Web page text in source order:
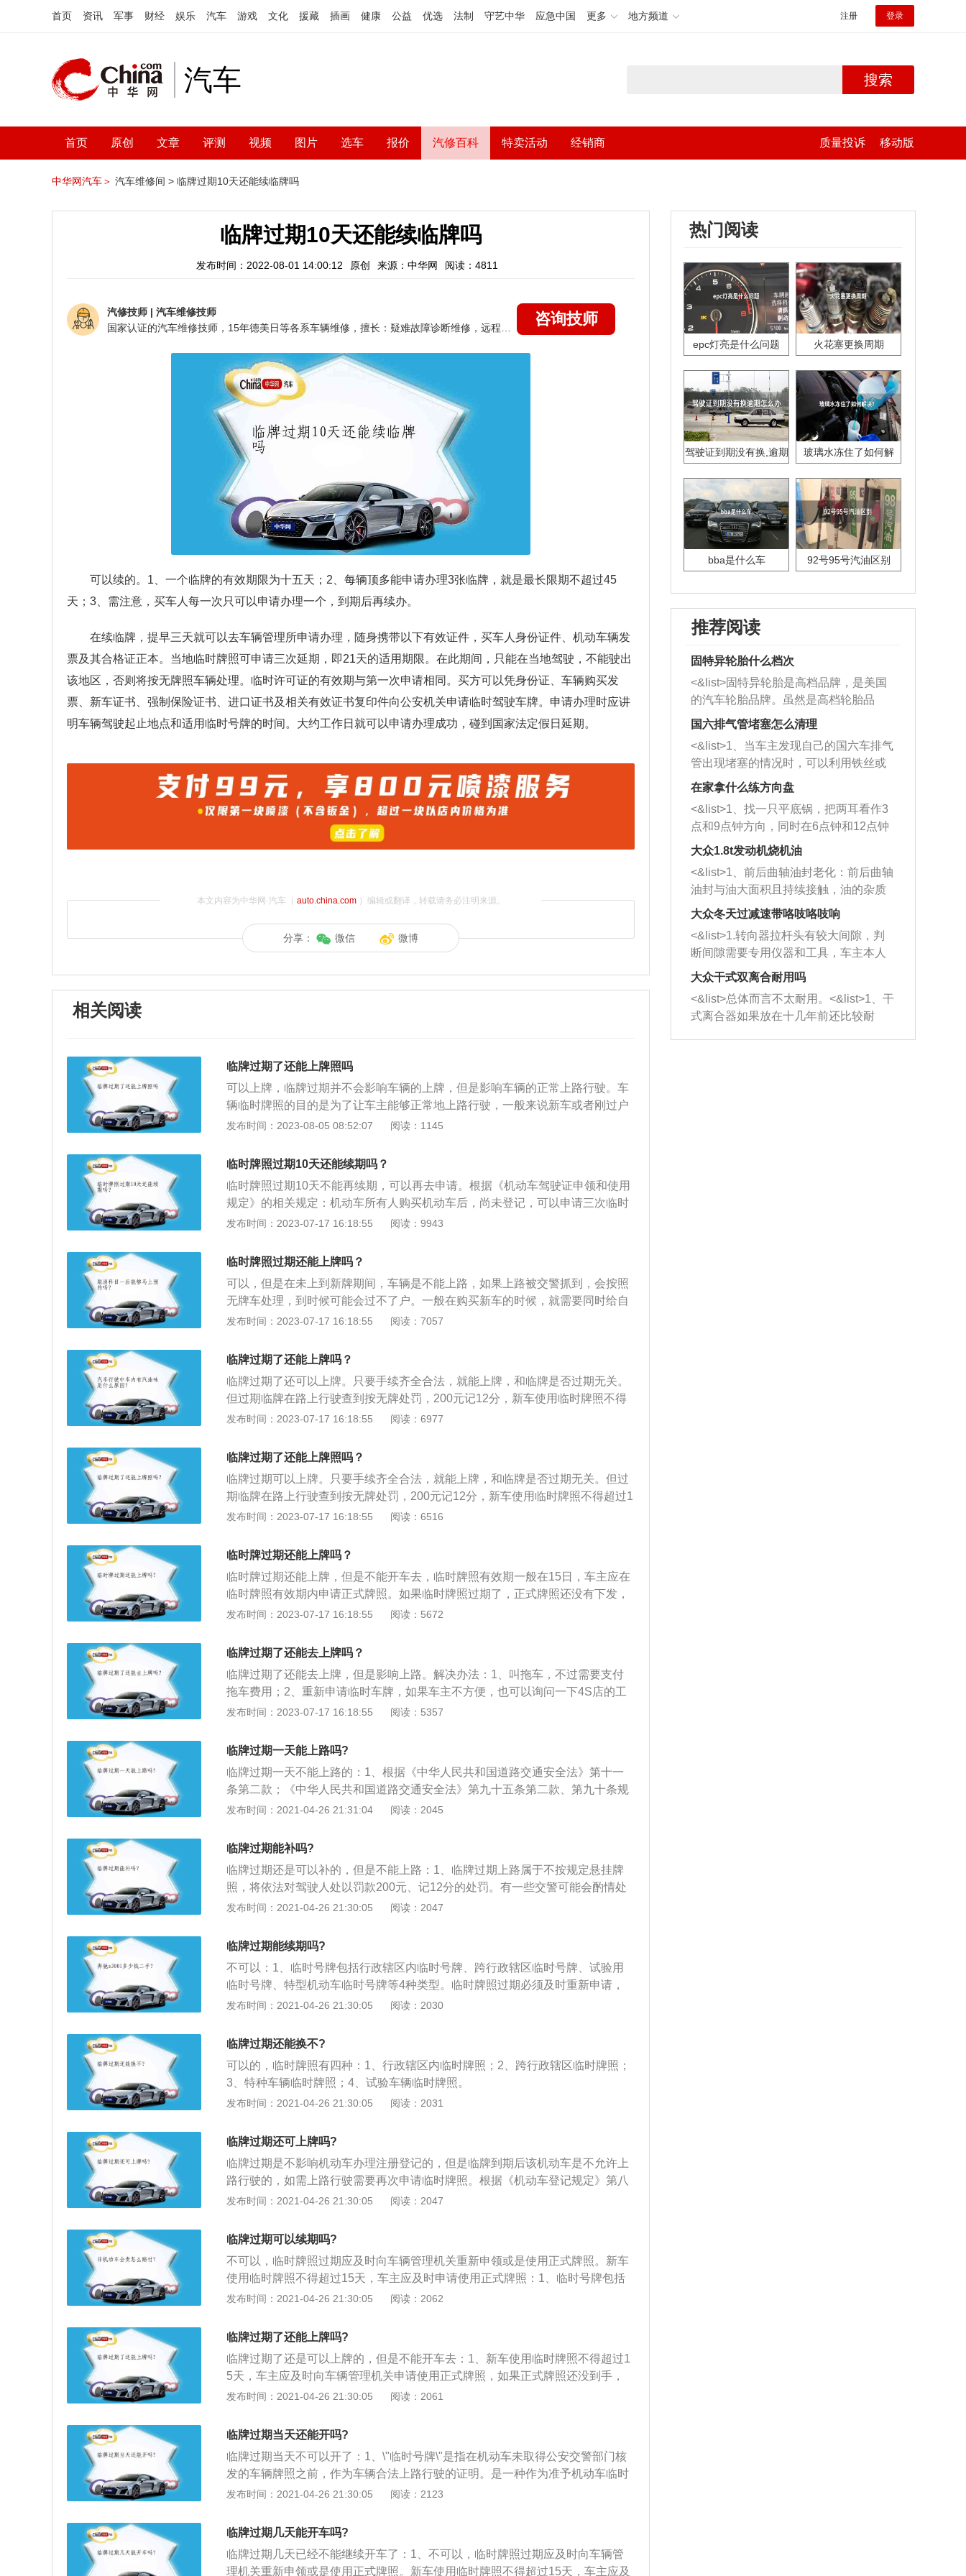
首页 资讯 军事 财经 娱乐 汽车 游戏 文化 援藏 插画 健康 公益 优选 法制 守艺中华 应急中国 更多 地方频道 注册 登录
汽车 搜索
首页 原创 文章 评测 视频 图片 选车 报价 汽修百科 特卖活动 经销商 质量投诉 移动版
中华网汽车＞ 汽车维修间 > 临牌过期10天还能续临牌吗
临牌过期10天还能续临牌吗
发布时间：2022-08-01 14:00:12 原创 来源：中华网 阅读：4811
汽修技师 | 汽车维修技师
咨询技师
可以续的。1、一个临牌的有效期限为十五天；2、每辆顶多能申请办理3张临牌，就是最长限期不超过45
天；3、需注意，买车人每一次只可以申请办理一个，到期后再续办。
在续临牌，提早三天就可以去车辆管理所申请办理，随身携带以下有效证件，买车人身份证件、机动车辆发
票及其合格证正本。当地临时牌照可申请三次延期，即21天的适用期限。在此期间，只能在当地驾驶，不能驶出
该地区，否则将按无牌照车辆处理。临时许可证的有效期与第一次申请相同。买方可以凭身份证、车辆购买发
票、新车证书、强制保险证书、进口证书及相关有效证书复印件向公安机关申请临时驾驶车牌。申请办理时应讲
明车辆驾驶起止地点和适用临时号牌的时间。大约工作日就可以申请办理成功，碰到国家法定假日延期。
本文内容为中华网·汽车（ auto.china.com）编辑或翻译，转载请务必注明来源。
分享： 微信 微博
相关阅读
临牌过期了还能上牌照吗
可以上牌，临牌过期并不会影响车辆的上牌，但是影响车辆的正常上路行驶。车
辆临时牌照的目的是为了让车主能够正常地上路行驶，一般来说新车或者刚过户
的车都可以申领到由车管所合法的临时牌照，我们需要在临牌有效期内给车辆办
根据《机动车登记规定》：第四十七条机动车所有人申领临时行驶车号牌应当提
交以下证明、凭证：（一）机动车所有人的身份证明；（二）机动车交通事故责
任强制保险凭证；（三）属于第四十六条第一项、第五项规定情形的，还应当提
交机动车整车出厂合格证明或者进口机动车进口凭证；（四）属于第四十六条第
二项规定情形的，还应当提交机动车来历证明，以及机动车整车出厂合格证明或
机动车制造厂出具的安全技术检验证明以及机动车出口证明；（六）属于第四十
六条第四项规定情形的，还应当提交书面申请，以及机动车安全技术检验合格证
明或者机动车制造厂出具的安全技术检验证明。车辆管理所应当自受理之日起一
形，需要临时上道路行驶的，核发有效期不超过三十日的临时行驶车号牌。属于
于第四十六条第五项规定情形的，核发有效期不超过九十日的临时行驶车号牌。
因号牌制作的原因，无法在规定时限内核发号牌的，车辆管理所应当核发有效期
不超过十五日的临时行驶车号牌。对属于第四十六条第一项、第二项规定情形，
机动车所有人需要多次申领临时行驶车号牌的，车辆管理所核发临时行驶车号牌
驶车号牌。临时行驶车号牌有效期不得超过机动车交通事故责任强制保险有效
期。机动车办理登记后，机动车所有人收到机动车号牌之日起三日后，临时行驶
车号牌作废，不得继续使用。2、把车辆拖到车管所上牌。如果三次临牌都用完
了，那么就只有叫拖车这一种办法了，把车辆拖到车管所办理上牌手续，如果当
天没能拿到正式牌照，那么还要把车再拖回家里。虽然这种做法的费用较高，但
发布时间：2023-08-05 08:52:07 阅读：1145
临时牌照过期10天还能续期吗？
临时牌照过期10天不能再续期，可以再去申请。根据《机动车驾驶证申领和使用
规定》的相关规定：机动车所有人购买机动车后，尚未登记，可以申请三次临时
号牌，每次不超过十五日，但已领取的临时号牌不可以延期使用。办理临时牌照
单(副本)及车辆出厂合格证，以上四样内容需要同时携带复印件。临时牌照的种
类：天蓝底纹黑字黑框线的，仅限于本市范围内行驶，也就是本地临时牌照；棕
黄底纹黑字黑框线的，可以跨市行驶使用，也就是异地临时牌照；除了普通家用
车的临牌以外，其实还有试验用机动车以及特型机动车临时牌照，其外观与普通
临牌差不多，但通常会有个“试”或者“特”的文字标识。
发布时间：2023-07-17 16:18:55 阅读：9943
临时牌照过期还能上牌吗？
可以，但是在未上到新牌期间，车辆是不能上路，如果上路被交警抓到，会按照
无牌车处理，到时候可能会过不了户。一般在购买新车的时候，就需要同时给自
己的新车上牌照，相当于是取得了机动车的身份证，那么才允许上路驾驶。而在
动车的牌照其实存在很多比较特殊的类型，而临时牌照就属于其中一种，除此之
享有外交权。临时号牌的使用带有时限性和区域性。符合下列条件之一者，可向
当地车管所申领临时号牌：1、从车辆购买地驶回使用地时，需在购买地车管所
申领临时号牌;2、车辆转籍，已缴正式号牌时，需在当地车管所申领临时号牌，
地申领临时号牌，改装完毕，在当地申领临时号牌驶回原地区;4、在本地购车要
驶往外地时，需到本地申领临时号牌驶往外地;反之相同。5、尚未固定车籍需要
临时试用。
发布时间：2023-07-17 16:18:55 阅读：7057
临牌过期了还能上牌吗？
临牌过期了还可以上牌。只要手续齐全合法，就能上牌，和临牌是否过期无关。
但过期临牌在路上行驶查到按无牌处罚，200元记12分，新车使用临时牌照不得
超过15天，车主应及时向车辆管理机关申请使用正式牌照。关于汽车牌照的相关
公安机关交通管理部门应当扣留机动车，通知当事人提供相应的牌证并依据第九
十条的规定，处以罚款200元，记12分的处罚。2、临牌过期了上牌方法。（1）
叫拖车。不过费用成本会有点高，所以并不推荐这种方法；（2）重新申请临时
牌照。临时牌照有效期一般在15日，车主应在临时牌照有效期内申请正式牌照，
如果临时牌照过期，正式牌照还没有下发，继续申请临时牌照是成本最低的方
照上有标明有效期限，所以车主一定要留意期限，不要抱着侥幸心理驾车上路，
一旦上路将会面临扣分扣车罚款，不同地区处理方式不一样，例如深圳地区驾驶
无号牌、无行驶证或者未取得临时通行牌证的机动车上道路行驶，将处以扣留机
发布时间：2023-07-17 16:18:55 阅读：6977
临牌过期了还能上牌照吗？
临牌过期可以上牌。只要手续齐全合法，就能上牌，和临牌是否过期无关。但过
期临牌在路上行驶查到按无牌处罚，200元记12分，新车使用临时牌照不得超过1
5天，车主应及时向车辆管理机关申请使用正式牌照。关于汽车牌照的相关规
安机关交通管理部门应当扣留机动车，通知当事人提供相应的牌证并依据第九十
以车主一定要留意期限，不要抱着侥幸心理驾车上路，一旦上路将会面临扣分扣
车罚款，不同地区处理方式不一样。
发布时间：2023-07-17 16:18:55 阅读：6516
临时牌过期还能上牌吗？
临时牌过期还能上牌，但是不能开车去，临时牌照有效期一般在15日，车主应在
临时牌照有效期内申请正式牌照。如果临时牌照过期了，正式牌照还没有下发，
继续申请临时牌照是有效的方法，不过临时牌照最多申请次数为三次。临时牌是
车辆在未正式落户前由公安车管部门发放的临时车辆行驶证明。领取临时牌时提
交的资料是：1、机动车所有人和代理人的身份证明；2、机动车来历凭证；3、
国产机动车的整车出厂合格证、进口机动车的进口证明；4、车辆识别代号和发
动机号码拓印模。
发布时间：2023-07-17 16:18:55 阅读：5672
临牌过期了还能去上牌吗？
临牌过期了还能去上牌，但是影响上路。解决办法：1、叫拖车，不过需要支付
拖车费用；2、重新申请临时车牌，如果车主不方便，也可以询问一下4S店的工
作人员能否帮忙代理申请，相应的也是需要给4S店支付费用。车主要注意临时车
质机动车号牌，称为临时行驶车号牌，是指新购车辆在未正式落户前由公安车管
政辖区临时号牌、试验用临时号牌和特型机动车临时号牌。
发布时间：2023-07-17 16:18:55 阅读：5357
临牌过期一天能上路吗?
临牌过期一天不能上路的：1、根据《中华人民共和国道路交通安全法》第十一
条第二款；《中华人民共和国道路交通安全法》第九十五条第二款、第九十条规
定，对驾驶员进行记12分、罚款200元的处罚；2、根据《道路交通安全违法行为
车未悬挂机动车号牌的，或者故意遮挡、污损、不按规定安装机动车号牌的；
悬挂机动车号牌，放置检验合格标志、保险标志，并随车携带机动车行驶证。
发布时间：2021-04-26 21:31:04 阅读：2045
临牌过期能补吗?
临牌过期还是可以补的，但是不能上路：1、临牌过期上路属于不按规定悬挂牌
照，将依法对驾驶人处以罚款200元、记12分的处罚。有一些交警可能会酌情处
理，如果临时牌照过期了一两天，如果碰上好说的，可能交警只是警告驾驶员尽
可能都是依法处罚，所有车主遇到临时牌照过期的情况，要么不上路等正式牌照
3、同样临时牌照和正式牌照受交通法的管制，所以不要以为新车是临时牌照就
可以肆意妄为，或者以为临时牌照太小，摄像机肯定拍不到，其实高清摄像头是
可以清清楚楚拍到临时牌照的。
发布时间：2021-04-26 21:30:05 阅读：2047
临牌过期能续期吗?
不可以：1、临时号牌包括行政辖区内临时号牌、跨行政辖区临时号牌、试验用
临时号牌、特型机动车临时号牌等4种类型。临时牌照过期必须及时重新申请，
每辆车最多可以申领3次临时牌照。如果过期后继续使用，将会面临暂扣车辆、
能面临处罚。临时号牌发放有一套严格的规定和流程，需要提供机动车所有人的
身份证明、机动车交通事故责任强制保险凭证、机动车整车出厂合格证明或者进
口机动车进口凭证等材料；3、上述材料齐全以后，车管所会凭借车辆的车架
号，在公安交管平台的系统内注册登记，因为车架号是唯一的，因此如果发生交
通违法行为被电子警察拍摄，一样要受罚。
发布时间：2021-04-26 21:30:05 阅读：2030
临牌过期还能换不?
可以的，临时牌照有四种：1、行政辖区内临时牌照；2、跨行政辖区临时牌照；
3、特种车辆临时牌照；4、试验车辆临时牌照。
发布时间：2021-04-26 21:30:05 阅读：2031
临牌过期还可上牌吗?
临牌过期是不影响机动车办理注册登记的，但是临牌到期后该机动车是不允许上
路行驶的，如需上路行驶需要再次申请临时牌照。根据《机动车登记规定》第八
条有下列情形之一的，不予办理注册登记：1、机动车所有人提交的证明、凭证
与身份证明不符的；3、机动车所有人提交的证明、凭证与机动车不符的；4、机
部门许可进口的；5、机动车的有关技术数据与国家机动车产品主管部门公告的
数据不符的；6、机动车达到国家规定的强制报废标准的；7、机动车属于被盗抢
的；8、其他不符合法律、行政法规规定的情形。
发布时间：2021-04-26 21:30:05 阅读：2047
临牌过期可以续期吗?
不可以，临时牌照过期应及时向车辆管理机关重新申领或是使用正式牌照。新车
使用临时牌照不得超过15天，车主应及时申请使用正式牌照：1、临时号牌包括
行政辖区内临时号牌、跨行政辖区临时号牌、试验用临时号牌、特型机动车临时
牌照。如果过期后继续使用，将会面临暂扣车辆、罚款200元、扣12分的处罚；
有一套严格的规定和流程，需要提供机动车所有人的身份证明、机动车交通事故
责任强制保险凭证、机动车整车出厂合格证明或者进口机动车进口凭证等材料；
3、上述材料齐全以后，车管所会凭借车辆的车架号，在公安交管平台的系统内
一样要受罚。
发布时间：2021-04-26 21:30:05 阅读：2062
临牌过期了还能上牌吗?
临牌过期了还是可以上牌的，但是不能开车去：1、新车使用临时牌照不得超过1
5天，车主应及时向车辆管理机关申请使用正式牌照，如果正式牌照还没到手，
只能再去办一张，每辆车最多能办理3张临时牌照，即为最长期限不超过45天，
理三次延期，也就是21天的使用期限，在此期间只能在本市内行驶，不能驶出该
样，车主凭身份证明、车辆购买发票、新车合格证、交强险凭证、或进口凭证及
相关证件的复印件等即可向公安机关申领临时行驶车号牌；3、办理时应讲明车
辆行驶起止地点和使用临时号牌的时间。大概一个工作日就可以办理完成，遇到
发布时间：2021-04-26 21:30:05 阅读：2061
临牌过期当天还能开吗?
临牌过期当天不可以开了：1、\"临时号牌\"是指在机动车未取得公安交警部门核
发的车辆牌照之前，作为车辆合法上路行驶的证明。是一种作为准予机动车临时
上道路行驶的纸质机动车号牌，也称\"临时行驶车号牌\"；2、临时牌照一般多用
上路必须使用临时号牌，它的法律效应和正式牌照是一样的，在取得正式牌照后
发布时间：2021-04-26 21:30:05 阅读：2123
临牌过期几天能开车吗?
临牌过期几天已经不能继续开车了：1、不可以，临时牌照过期应及时向车辆管
理机关重新申领或是使用正式牌照。新车使用临时牌照不得超过15天，车主应及
热门阅读
epc灯亮是什么问题 火花塞更换周期
驾驶证到期没有换,逾期
玻璃水冻住了如何解
bba是什么车 92号95号汽油区别
推荐阅读
固特异轮胎什么档次
<&list>固特异轮胎是高档品牌，是美国
的汽车轮胎品牌。虽然是高档轮胎品
牌，但是中高低端的轮胎都有生产，这
也是为了更好的开拓市场。
国六排气管堵塞怎么清理
<&list>1、当车主发现自己的国六车排气
管出现堵塞的情况时，可以利用铁丝或
者是细棍，直接将杂物给取出来，如果
堵塞情况比较严重，也可以采取应急措
施。 <&list>2、直接利用木棍将所有的
杂物推到排气管里面的位置处，然后将
三元催化器拆解开，就可以将堵塞的东
西取出来。但如果是因为积碳过多引起
的堵塞，就需要将三元催化器泡在草酸
洗剂对堵塞的情况得到解决，将清洗剂
放在燃油箱中，与燃油混合后，车辆启
动时，就可以和汽油一起进入到燃烧
室，最后形成废气排出，就可以让三元
催化器得到清洗，排气管堵塞的情况就
能够得到解决。
在家拿什么练方向盘
<&list>1、找一只平底锅，把两耳看作3
点和9点钟方向，同时在6点钟和12点钟
方向做一个标记。 <&list>2、双手握住
一圈半的练习，往右同样也要打相同的
圈数。 <&list>3、最后强调要反复练
习，这样就可以形成肌肉记忆，在真实
驾驶车辆时，不需要记忆也能打好方
向。
大众1.8t发动机烧机油
<&list>1、前后曲轴油封老化：前后曲轴
油封与油大面积且持续接触，油的杂质
和发动机内持续温度变化使其密封效果
逐渐减弱，导致渗油或漏油。<&list>2、
活塞间隙过大：积碳会使活塞环与缸体
的间隙扩大，导致机油流入燃烧室中，
造成烧机油。<&list>3、机油粘度。使用
机油粘度过小的话，同样会有烧机油现
象，机油粘度过小具有很好的流动性，
大众冬天过减速带咯吱咯吱响
<&list>1.转向器拉杆头有较大间隙，判
断间隙需要专用仪器和工具，车主本人
无法制作，需要将车辆送到修理厂或4s
店；<&list>2.车辆半轴套管防尘罩破
裂，破裂后会出现漏油现象，使半轴磨
损严重，磨损的半轴容易损坏，产生异
响；<&list>3.稳定器的转向胶套和球头
大众干式双离合耐用吗
<&list>总体而言不太耐用。<&list>1、干
式离合器如果放在十几年前还比较耐